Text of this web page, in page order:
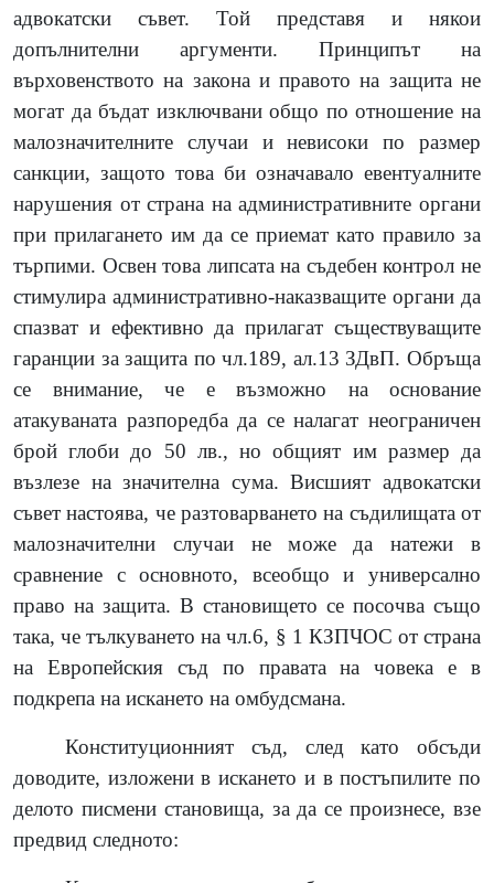
адвокатски съвет. Той представя и някои
допълнителни аргументи. Принципът на
върховенството на закона и правото на защита не
могат да бъдат изключвани общо по отношение на
малозначителните случаи и невисоки по размер
санкции, защото това би означавало евентуалните
нарушения от страна на административните органи
при прилагането им да се приемат като правило за
търпими. Освен това липсата на съдебен контрол не
стимулира административно-наказващите органи да
спазват и ефективно да прилагат съществуващите
гаранции за защита по чл.189, ал.13 ЗДвП. Обръща
се внимание, че е възможно на основание
атакуваната разпоредба да се налагат неограничен
брой глоби до 50 лв., но общият им размер да
възлезе на значителна сума. Висшият адвокатски
съвет настоява, че разтоварването на съдилищата от
малозначителни случаи не може да натежи в
сравнение с основното, всеобщо и универсално
право на защита. В становището се посочва също
така, че тълкуването на чл.6, § 1 КЗПЧОС от страна
на Европейския съд по правата на човека е в
подкрепа на искането на омбудсмана.
Конституционният съд, след като обсъди
доводите, изложени в искането и в постъпилите по
делото писмени становища, за да се произнесе, взе
предвид следното: